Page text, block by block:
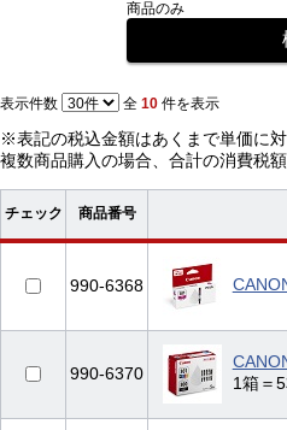
商品のみ
表示件数 全 10 件を表示
※表記の税込金額はあくまで単価に
複数商品購入の場合、合計の消費税
チェック 商品番号
990-6368
990-6370
1箱＝